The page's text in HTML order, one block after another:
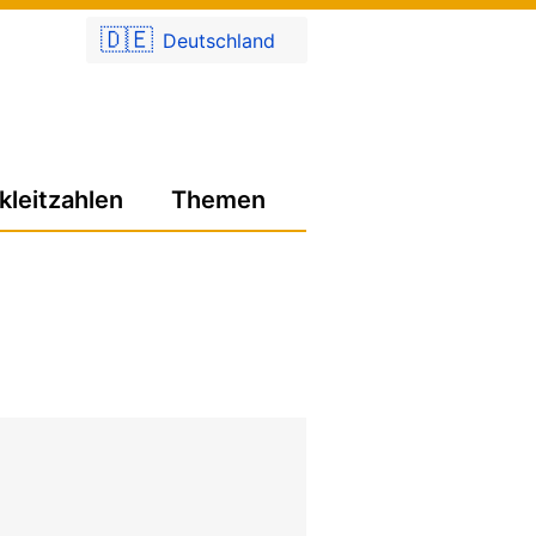
🇩🇪 Deutschland
Themen